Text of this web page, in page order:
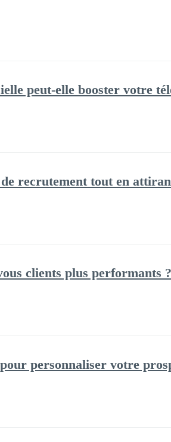
peut-elle booster votre
recrutement tout en
clients plus performants ?
personnaliser votre